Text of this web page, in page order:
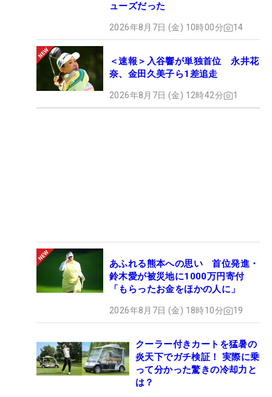
ューズだった
2026年8月7日 (金) 10時00分 14
＜速報＞入谷響が単独首位 永井花
奈、金田久美子ら1差追走
2026年8月7日 (金) 12時42分 1
あふれる熊本への思い 首位発進・
鈴木愛が被災地に1000万円寄付
「もらったお金をほかの人に」
2026年8月7日 (金) 18時10分 19
クーラー付きカートを猛暑の
炎天下でガチ検証！ 実際に乗
って分かった驚きの冷却力と
は？